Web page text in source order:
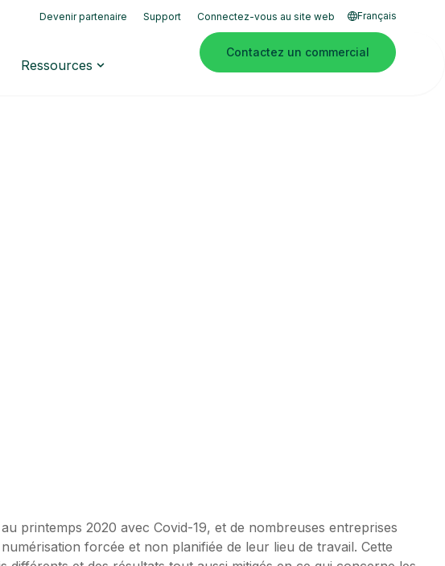
Devenir partenaire Support Connectez-vous au site web Français
Ressources
Contactez un commercial
printemps 2020 avec Covid-19, et de nombreuses entreprises
forcée et non planifiée de leur lieu de travail. Cette